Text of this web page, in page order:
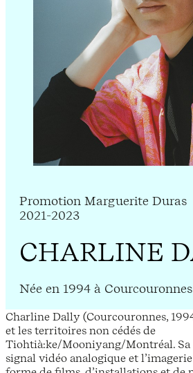
Promotion Marguerite Duras
2021-2023
CHARLINE
Née en 1994 à
Charline Dally (Courcouronnes,
et les territoires non cédés de
Tiohtià:ke/Mooniyang/Montréal.
signal vidéo analogique et